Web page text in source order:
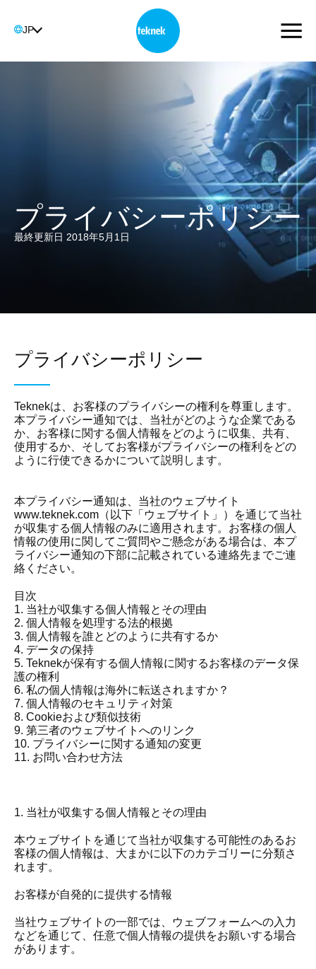
JP
プライバシーポリシー
最終更新日 2018年5月1日
プライバシーポリシー
Teknekは、お客様のプライバシーの権利を尊重します。
本プライバシー通知では、当社がどのような企業である
か、お客様に関する個人情報をどのように収集、共有、
使用するか、そしてお客様がプライバシーの権利をどの
ように行使できるかについて説明します。
本プライバシー通知は、当社のウェブサイト
www.teknek.com（以下「ウェブサイト」）を通じて当社
が収集する個人情報のみに適用されます。お客様の個人
情報の使用に関してご質問やご懸念がある場合は、本プ
ライバシー通知の下部に記載されている連絡先までご連
絡ください。
目次
1. 当社が収集する個人情報とその理由
2. 個人情報を処理する法的根拠
3. 個人情報を誰とどのように共有するか
4. データの保持
5. Teknekが保有する個人情報に関するお客様のデータ保
護の権利
6. 私の個人情報は海外に転送されますか？
7. 個人情報のセキュリティ対策
8. Cookieおよび類似技術
9. 第三者のウェブサイトへのリンク
10. プライバシーに関する通知の変更
11. お問い合わせ方法
1. 当社が収集する個人情報とその理由
本ウェブサイトを通じて当社が収集する可能性のあるお
客様の個人情報は、大まかに以下のカテゴリーに分類さ
れます。
お客様が自発的に提供する情報
当社ウェブサイトの一部では、ウェブフォームへの入力
などを通じて、任意で個人情報の提供をお願いする場合
があります。